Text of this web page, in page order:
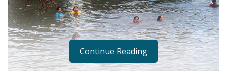
Continue Reading